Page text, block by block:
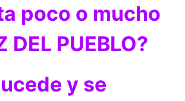
poco o mucho
DEL PUEBLO?
y se